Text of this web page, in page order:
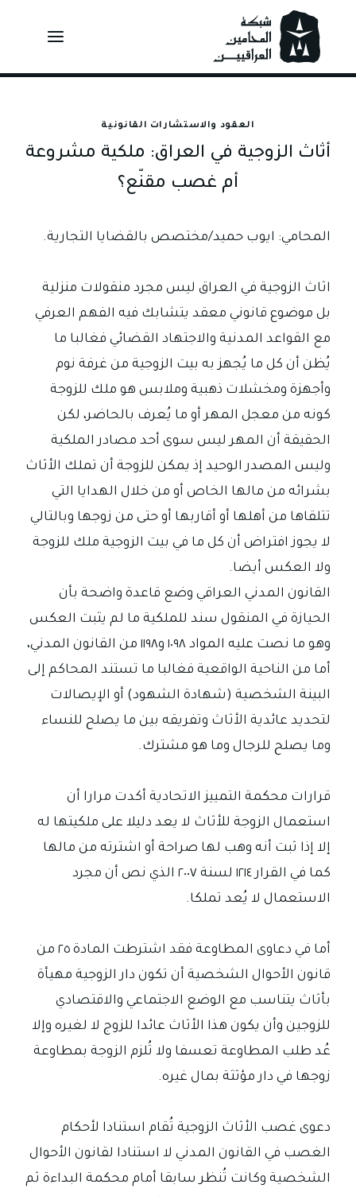
content
العقود والاستشارات القانونية
أثاث الزوجية في العراق: ملكية مشروعة
أم غصب مقنّع؟
المحامي: ايوب حميد/مختصص بالقضايا التجارية.
اثاث الزوجية في العراق ليس مجرد منقولات منزلية
بل موضوع قانوني معقد يتشابك فيه الفهم العرفي
مع القواعد المدنية والاجتهاد القضائي فغالبا ما
يُظن أن كل ما يُجهز به بيت الزوجية من غرفة نوم
وأجهزة ومخشلات ذهبية وملابس هو ملك للزوجة
كونه من معجل المهر أو ما يُعرف بالحاضر، لكن
الحقيقة أن المهر ليس سوى أحد مصادر الملكية
وليس المصدر الوحيد إذ يمكن للزوجة أن تملك الأثاث
بشرائه من مالها الخاص أو من خلال الهدايا التي
تتلقاها من أهلها أو أقاربها أو حتى من زوجها وبالتالي
لا يجوز افتراض أن كل ما في بيت الزوجية ملك للزوجة
ولا العكس أيضا.
القانون المدني العراقي وضع قاعدة واضحة بأن
الحيازة في المنقول سند للملكية ما لم يثبت العكس
وهو ما نصت عليه المواد ١٠٩٨ و١١٩٨ من القانون المدني،
أما من الناحية الواقعية فغالبا ما تستند المحاكم إلى
البينة الشخصية (شهادة الشهود) أو الإيصالات
لتحديد عائدية الأثاث وتفريقه بين ما يصلح للنساء
وما يصلح للرجال وما هو مشترك.
قرارات محكمة التمييز الاتحادية أكدت مرارا أن
استعمال الزوجة للأثاث لا يعد دليلا على ملكيتها له
إلا إذا ثبت أنه وهب لها صراحة أو اشترته من مالها
كما في القرار ١٢١٤ لسنة ٢٠٠٧ الذي نص أن مجرد
الاستعمال لا يُعد تملكا.
أما في دعاوى المطاوعة فقد اشترطت المادة ٢٥ من
قانون الأحوال الشخصية أن تكون دار الزوجية مهيأة
بأثاث يتناسب مع الوضع الاجتماعي والاقتصادي
للزوجين وأن يكون هذا الأثاث عائدا للزوج لا لغيره وإلا
عُد طلب المطاوعة تعسفا ولا تُلزم الزوجة بمطاوعة
زوجها في دار مؤثثة بمال غيره.
دعوى غصب الأثاث الزوجية تُقام استنادا لأحكام
الغصب في القانون المدني لا استنادا لقانون الأحوال
الشخصية وكانت تُنظر سابقا أمام محكمة البداءة ثم